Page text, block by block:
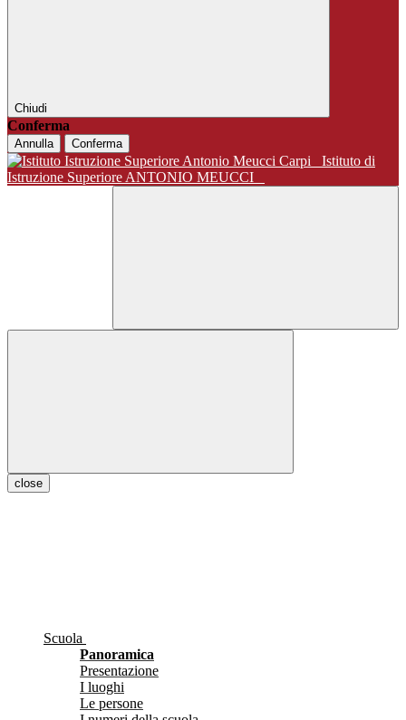
Chiudi
Conferma
Annulla Conferma
Istituto di
Istruzione Superiore ANTONIO MEUCCI
close
Scuola
Panoramica
Presentazione
I luoghi
Le persone